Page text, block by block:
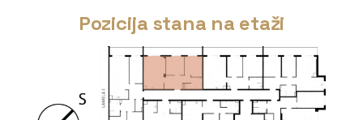
Pozicija stana na etaži